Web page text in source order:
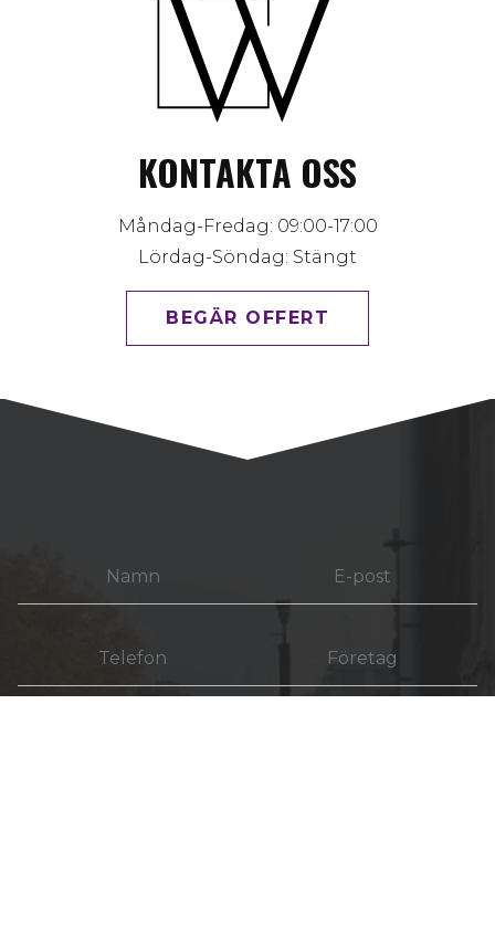
KONTAKTA OSS
Måndag-Fredag: 09:00-17:00
Lördag-Söndag: Stängt
BEGÄR OFFERT